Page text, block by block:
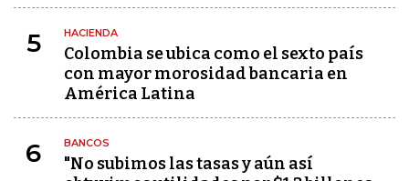
5 HACIENDA
Colombia se ubica como el sexto país
con mayor morosidad bancaria en
América Latina
6 BANCOS
"No subimos las tasas y aún así